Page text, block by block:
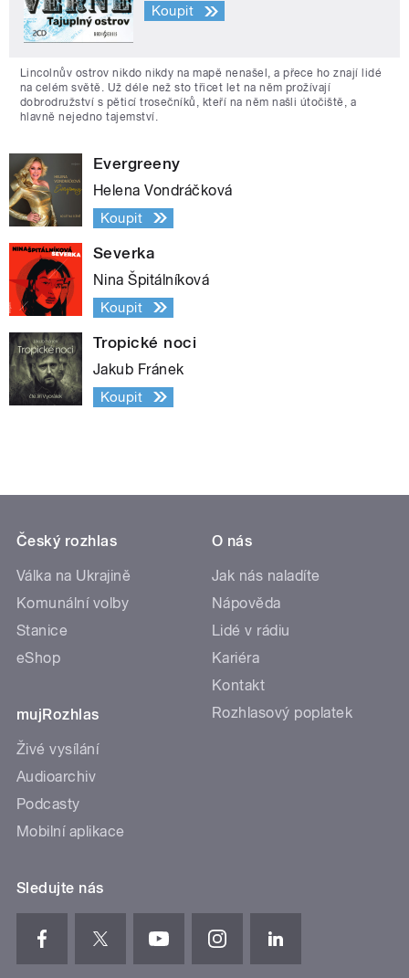
Koupit
Lincolnův ostrov nikdo nikdy na mapě nenašel, a přece ho znají lidé
na celém světě. Už déle než sto třicet let na něm prožívají
dobrodružství s pěticí trosečníků, kteří na něm našli útočiště, a
hlavně nejedno tajemství.
Evergreeny
Helena Vondráčková
Koupit
Severka
Nina Špitálníková
Koupit
Tropické noci
Jakub Fránek
Koupit
Český rozhlas
Válka na Ukrajině
Komunální volby
Stanice
eShop
mujRozhlas
Živé vysílání
Audioarchiv
Podcasty
Mobilní aplikace
O nás
Jak nás naladíte
Nápověda
Lidé v rádiu
Kariéra
Kontakt
Rozhlasový poplatek
Sledujte nás